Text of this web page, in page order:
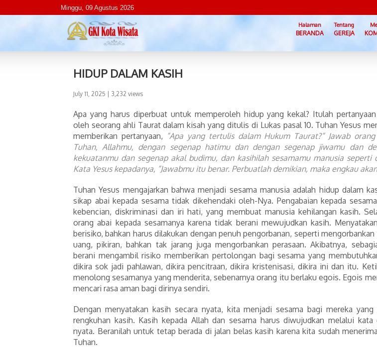
Minggu, 09 Agustus 2026
Halaman
BERANDA
Tentang
GEREJA
HIDUP DALAM KASIH
July 11, 2025 | 3,232 views
Apa yang harus diperbuat untuk memperoleh hidup yang kekal? Itulah
oleh seorang ahli Taurat dalam kisah yang ditulis di Lukas pasal 10. Tuhan Yesus
memberikan pertanyaan, ”Apa yang tertulis dalam Hukum Taurat?” Jawab
Tuhan, Allahmu, dengan segenap hatimu dan dengan segenap jiwamu dan
kekuatanmu dan segenap akal budimu, dan kasihilah sesamamu manusia seperti
Kata Yesus kepadanya, ”Jawabmu itu benar. Perbuatlah demikian, maka engkau
Tuhan Yesus mengajarkan bahwa menjadi sesama manusia adalah hidup dalam
sikap abai kepada sesama tidak dikehendaki oleh-Nya. Pengabaian kepada
kebencian, diskriminasi dan iri hati, yang membuat manusia kehilangan kasih.
orang abai kepada sesamanya karena tidak berani mewujudkan kasih.
berisiko, bahkan harus dilakukan dengan penuh pengorbanan, seperti
uang, pikiran, bahkan tak jarang juga mengorbankan perasaan. Akibatnya,
berani mengambil risiko memberikan pertolongan bagi sesama yang
dikira sok jadi pahlawan, dikira pencitraan, dikira kristenisasi, dikira ini dan itu.
menolong sesamanya yang menderita, sebenarnya orang itu berlaku egois. Egois
mencari rasa aman bagi dirinya sendiri.
Dengan menyatakan kasih secara nyata, kita menjadi sesama bagi mereka yang
rengkuhan kasih. Kasih kepada Allah dan sesama harus diwujudkan melalui kata
nyata. Beranilah untuk tetap berada di jalan belas kasih karena kita sudah
Tuhan.